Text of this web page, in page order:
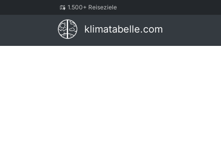
1.500+ Reiseziele
klimatabelle.com